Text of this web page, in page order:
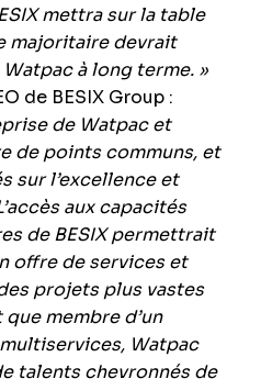
mettra sur la table
majoritaire devrait
à long terme. »
de BESIX Group :
de Watpac et
de points communs, et
sur l’excellence et
aux capacités
de BESIX permettrait
offre de services et
projets plus vastes
membre d’un
Watpac
talents chevronnés de